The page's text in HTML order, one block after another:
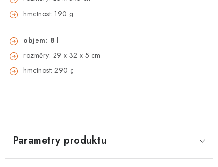
hmotnost: 190 g
objem: 8 l
rozměry: 29 x 32 x 5 cm
hmotnost: 290 g
Parametry produktu